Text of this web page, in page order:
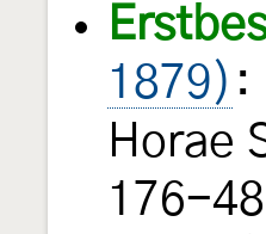
1879) :
Horae
176-